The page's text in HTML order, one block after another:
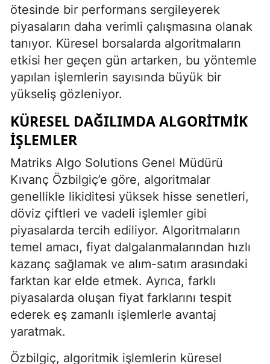
ötesinde bir performans sergileyerek
piyasaların daha verimli çalışmasına olanak
tanıyor. Küresel borsalarda algoritmaların
etkisi her geçen gün artarken, bu yöntemle
yapılan işlemlerin sayısında büyük bir
yükseliş gözleniyor.
KÜRESEL DAĞILIMDA ALGORITMIK
İŞLEMLER
Matriks Algo Solutions Genel Müdürü
Kıvanç Özbilgiç’e göre, algoritmalar
genellikle likiditesi yüksek hisse senetleri,
döviz çiftleri ve vadeli işlemler gibi
piyasalarda tercih ediliyor. Algoritmaların
temel amacı, fiyat dalgalanmalarından hızlı
kazanç sağlamak ve alım-satım arasındaki
farktan kar elde etmek. Ayrıca, farklı
piyasalarda oluşan fiyat farklarını tespit
ederek eş zamanlı işlemlerle avantaj
yaratmak.
Özbilgiç, algoritmik işlemlerin küresel